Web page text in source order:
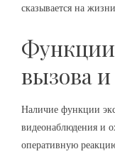
сказывается на
Функции
вызова
Наличие функции
видеонаблюдения и
оперативную